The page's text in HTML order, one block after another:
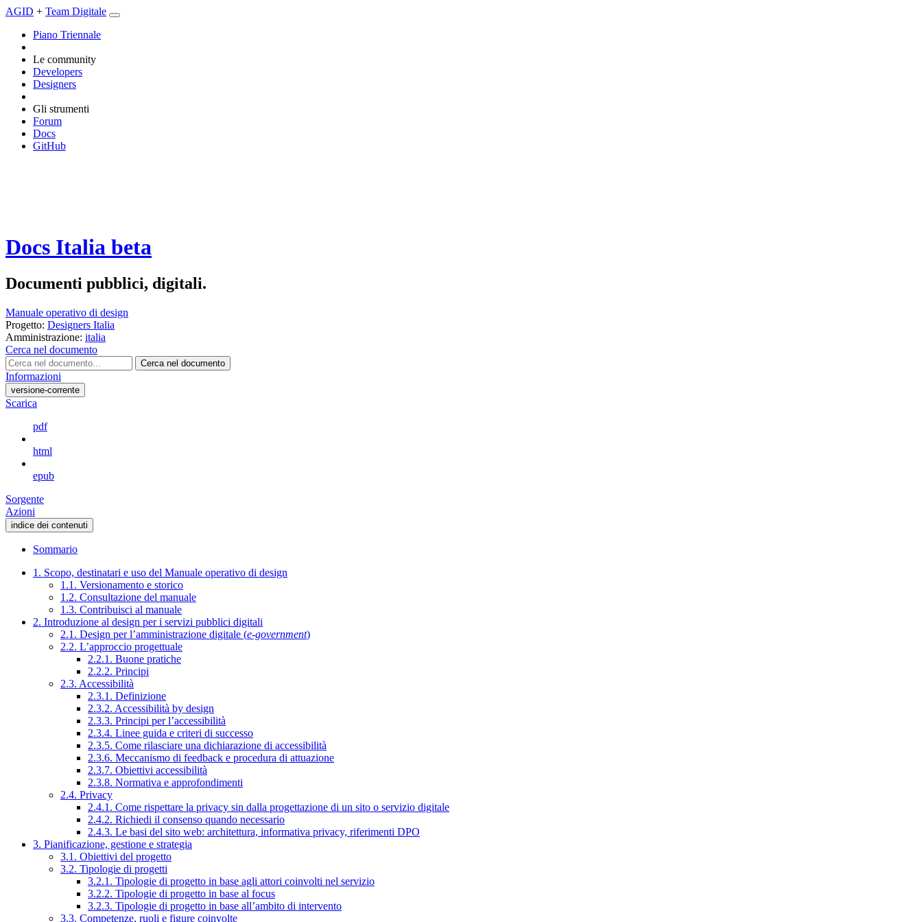
AGID + Team Digitale
Piano Triennale
Le community
Developers
Designers
Gli strumenti
Forum
Docs
GitHub
Docs Italia beta
Documenti pubblici, digitali.
Manuale operativo di design
Progetto: Designers Italia
Amministrazione: italia
Cerca nel documento
Cerca nel documento
Informazioni
versione-corrente
Scarica
pdf
html
epub
Sorgente
Azioni
indice dei contenuti
Sommario
1. Scopo, destinatari e uso del Manuale operativo di design
1.1. Versionamento e storico
1.2. Consultazione del manuale
1.3. Contribuisci al manuale
2. Introduzione al design per i servizi pubblici digitali
2.1. Design per l’amministrazione digitale (e-government)
2.2. L’approccio progettuale
2.2.1. Buone pratiche
2.2.2. Principi
2.3. Accessibilità
2.3.1. Definizione
2.3.2. Accessibilità by design
2.3.3. Principi per l’accessibilità
2.3.4. Linee guida e criteri di successo
2.3.5. Come rilasciare una dichiarazione di accessibilità
2.3.6. Meccanismo di feedback e procedura di attuazione
2.3.7. Obiettivi accessibilità
2.3.8. Normativa e approfondimenti
2.4. Privacy
2.4.1. Come rispettare la privacy sin dalla progettazione di un sito o servizio digitale
2.4.2. Richiedi il consenso quando necessario
2.4.3. Le basi del sito web: architettura, informativa privacy, riferimenti DPO
3. Pianificazione, gestione e strategia
3.1. Obiettivi del progetto
3.2. Tipologie di progetti
3.2.1. Tipologie di progetto in base agli attori coinvolti nel servizio
3.2.2. Tipologie di progetto in base al focus
3.2.3. Tipologie di progetto in base all’ambito di intervento
3.3. Competenze, ruoli e figure coinvolte